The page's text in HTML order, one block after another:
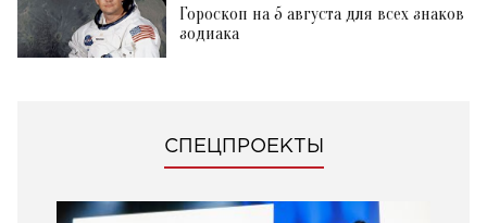
Гороскоп на 5 августа для всех знаков
зодиака
СПЕЦПРОЕКТЫ